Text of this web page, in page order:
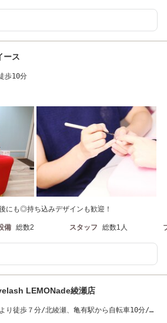
ース
歩10分
にも◎持ち込みデザインも歓迎！
備 総数2 スタッフ 総数1人
LEMONade綾瀬店
り徒歩７分/北綾瀬、亀有駅から自転車10分/サ